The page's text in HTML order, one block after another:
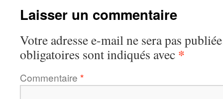
Laisser un commentaire
Votre adresse e-mail ne sera pas
obligatoires sont indiqués avec *
Commentaire *